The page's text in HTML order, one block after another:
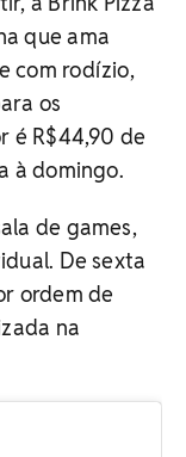
que ama
com rodízio,
os
é R$44,90 de
à domingo.
de games,
De sexta
ordem de
na